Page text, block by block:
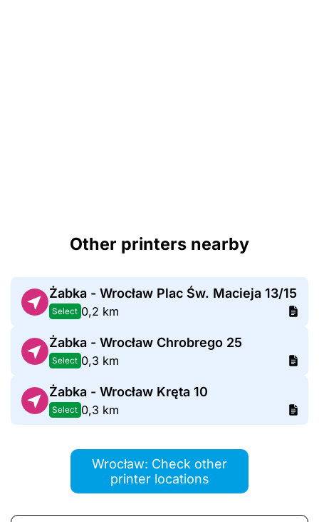
Other printers nearby
Żabka - Wrocław Plac Św. Macieja 13/15
Select 0,2 km
Żabka - Wrocław Chrobrego 25
Select 0,3 km
Żabka - Wrocław Kręta 10
Select 0,3 km
Wrocław: Check other
printer locations